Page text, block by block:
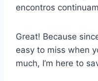
encontros
Great! Because
easy to miss when
much, I’m here to